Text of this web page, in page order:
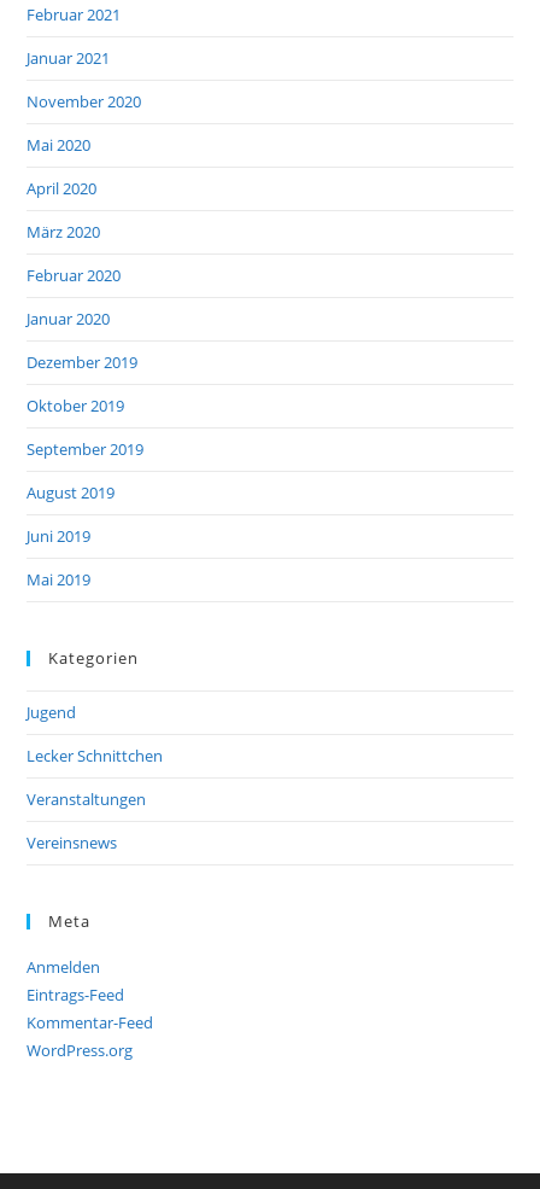
Februar 2021
Januar 2021
November 2020
Mai 2020
April 2020
März 2020
Februar 2020
Januar 2020
Dezember 2019
Oktober 2019
September 2019
August 2019
Juni 2019
Mai 2019
Kategorien
Jugend
Lecker Schnittchen
Veranstaltungen
Vereinsnews
Meta
Anmelden
Eintrags-Feed
Kommentar-Feed
WordPress.org